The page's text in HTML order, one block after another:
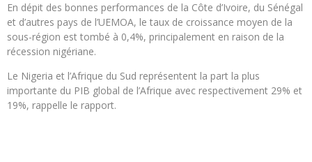
En dépit des bonnes performances de la Côte d’Ivoire, du Sénégal
et d’autres pays de l’UEMOA, le taux de croissance moyen de la
sous-région est tombé à 0,4%, principalement en raison de la
récession nigériane.
Le Nigeria et l’Afrique du Sud représentent la part la plus
importante du PIB global de l’Afrique avec respectivement 29% et
19%, rappelle le rapport.